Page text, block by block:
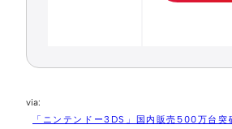
「ニンテンドー3DS」国内販売500万台突